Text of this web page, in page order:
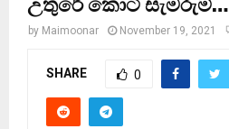
උතුරේ කොටි සැමරුම්…
by Maimoonar November 19, 2021
SHARE 0